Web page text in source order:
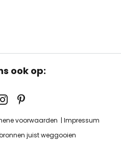
ook op:
voorwaarden
Impressum
juist weggooien